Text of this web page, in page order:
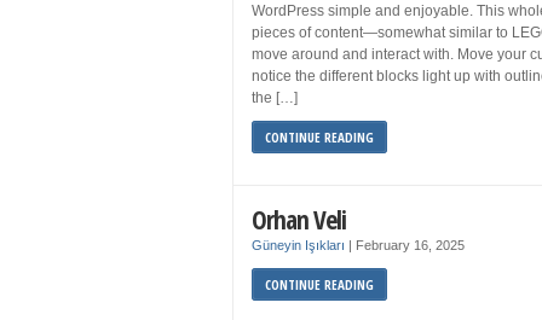
WordPress simple and enjoyable. This
pieces of content—somewhat similar to
move around and interact with. Move your
notice the different blocks light up with
the […]
CONTINUE READING
Orhan Veli
Güneyin Işıkları February 16, 2025
CONTINUE READING